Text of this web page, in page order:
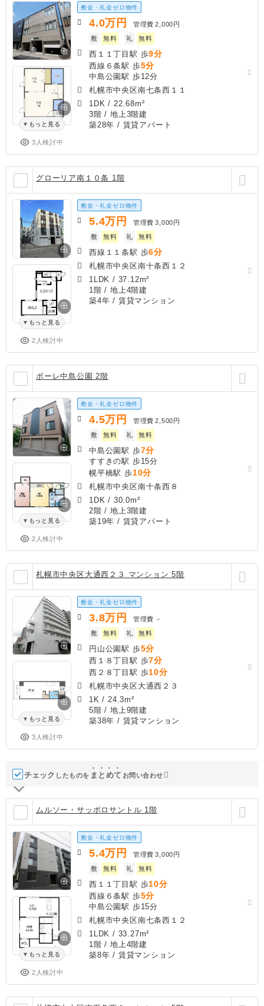
もっと見る
3人検討中
敷金・礼金ゼロ物件
4.0万円 管理費 2,000円
敷
無料 礼 無料
西１１丁目駅 歩9分
西線６条駅 歩5分
中島公園駅 歩12分
札幌市中央区南七条西１１
1DK / 22.68m²
3階 / 地上3階建
築28年 / 賃貸アパート
グローリア南１０条 1階
もっと見る
2人検討中
敷金・礼金ゼロ物件
5.4万円 管理費 3,000円
敷
無料 礼 無料
西線１１条駅 歩6分
札幌市中央区南十条西１２
1LDK / 37.12m²
1階 / 地上4階建
築4年 / 賃貸マンション
ボーレ中島公園 2階
もっと見る
2人検討中
敷金・礼金ゼロ物件
4.5万円 管理費 2,500円
敷
無料 礼 無料
中島公園駅 歩7分
すすきの駅 歩15分
幌平橋駅 歩10分
札幌市中央区南十条西８
1DK / 30.0m²
2階 / 地上3階建
築19年 / 賃貸アパート
札幌市中央区大通西２３ マンション 5階
もっと見る
3人検討中
敷金・礼金ゼロ物件
3.8万円 管理費 －
敷
無料 礼 無料
円山公園駅 歩5分
西１８丁目駅 歩7分
西２８丁目駅 歩10分
札幌市中央区大通西２３
1K / 24.3m²
5階 / 地上9階建
築38年 / 賃貸マンション
チェック したものを ま と めて お問い合わせ
ムルソー・サッポロサントル 1階
もっと見る
2人検討中
敷金・礼金ゼロ物件
5.4万円 管理費 3,000円
敷
無料 礼 無料
西１１丁目駅 歩10分
西線６条駅 歩5分
中島公園駅 歩15分
札幌市中央区南七条西１２
1LDK / 33.27m²
1階 / 地上4階建
築8年 / 賃貸マンション